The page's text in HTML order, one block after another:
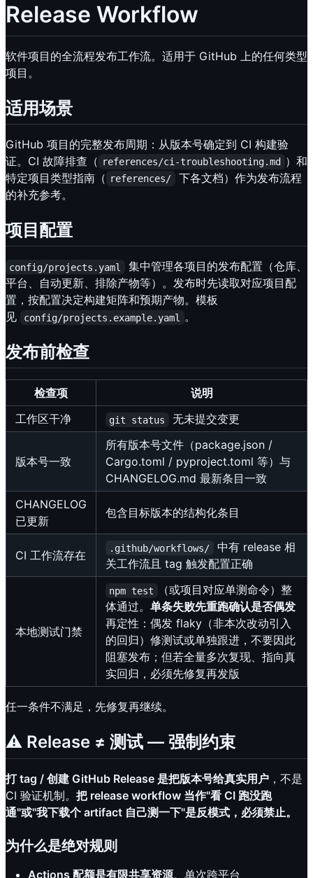
Release Workflow
软件项目的全流程发布工作流。适用于 GitHub 上的任何类型
项目。
适用场景
GitHub 项目的完整发布周期：从版本号确定到 CI 构建验
证。CI 故障排查（ references/ci-troubleshooting.md
）和
特定项目类型指南（ references/
下各文档）作为发布流程
的补充参考。
项目配置
config/projects.yaml
集中管理各项目的发布配置（仓库、
平台、自动更新、排除产物等）。发布时先读取对应项目配
置，按配置决定构建矩阵和预期产物。模板
见
config/projects.example.yaml 。
发布前检查
检查项
说明
工作区干净
git status 无未提交变更
版本号一致
所有版本号文件（package.json /
Cargo.toml / pyproject.toml 等）与
CHANGELOG.md 最新条目一致
CHANGELOG
已更新
包含目标版本的结构化条目
CI 工作流存在
.github/workflows/
中有 release 相
关工作流且 tag 触发配置正确
本地测试门禁
npm test
（或项目对应单测命令）整
体通过。 单条失败先重跑确认是否偶发
再定性：偶发 flaky（非本次改动引入
的回归）修测试或单独跟进，不要因此
阻塞发布；但若全量多次复现、指向真
实回归，必须先修复再发版
任一条件不满足，先修复再继续。
⚠️ Release ≠ 测试 — 强制约束
打 tag / 创建 GitHub Release 是把版本号给真实用户 ，不是
CI 验证机制。 把 release workflow 当作"看 CI 跑没跑
通"或"我下载个 artifact 自己测一下"是反模式，必须禁止。
为什么是绝对规则
Actions 配额是有限共享资源。单次跨平台